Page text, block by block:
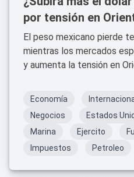
por tensión en
El peso mexicano pierde
mientras los mercados
y aumenta la tensión en
Economía
Negocios
Estados
Marina
Ejercito
Impuestos
Petroleo